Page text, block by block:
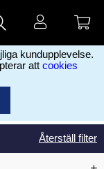
kundupplevelse.
att cookies
Återställ filter